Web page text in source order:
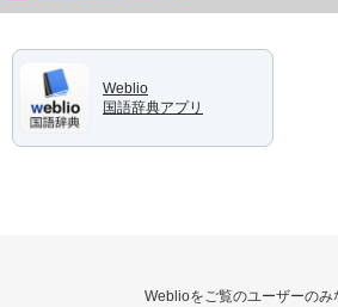
Weblio
国語辞典アプリ
Weblioをご覧のユーザーのみ